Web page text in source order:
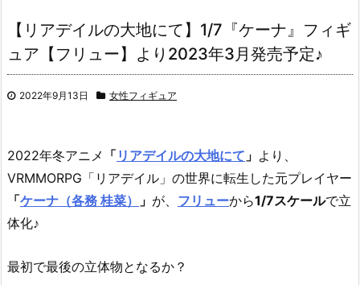
【リアデイルの大地にて】1/7『ケーナ』フィギ
ュア【フリュー】より2023年3月発売予定♪
2022年9月13日 女性フィギュア
2022年冬アニメ 「 リアデイルの大地にて 」 より、
VRMMORPG「リアデイル」の世界に転生した元プレイヤー
「ケーナ（各務 桂菜） 」 が、 フリューから1/7スケールで立
体化♪
最初で最後の立体物となるか？